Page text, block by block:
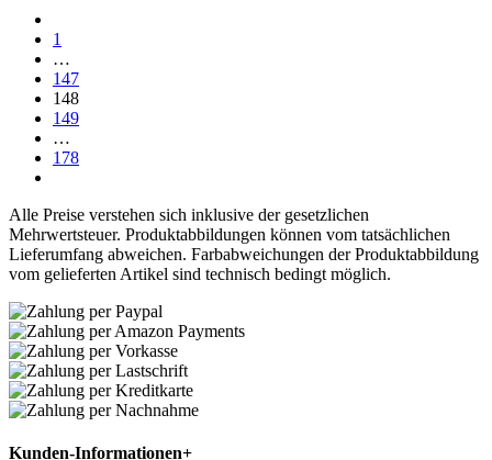
1
…
147
148
149
…
178
Alle Preise verstehen sich inklusive der gesetzlichen
Mehrwertsteuer. Produktabbildungen können vom tatsächlichen
Lieferumfang abweichen. Farbabweichungen der Produktabbildung
vom gelieferten Artikel sind technisch bedingt möglich.
Kunden-Informationen+